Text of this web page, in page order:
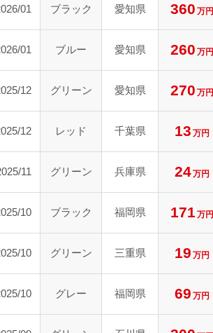
01 ブラック 愛知県 360 万円
01 ブルー 愛知県 260 万円
12 グリーン 愛知県 270 万円
12 レッド 千葉県 13 万円
11 グリーン 兵庫県 24万円
10 ブラック 福岡県 171万円
10 グリーン 三重県 19 万円
10 グレー 福岡県 69 万円